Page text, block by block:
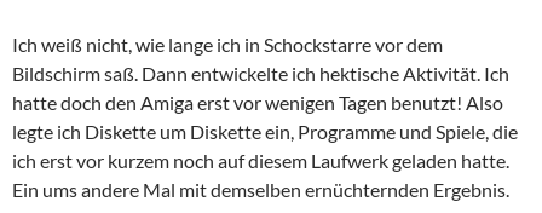
Ich weiß nicht, wie lange ich in Schockstarre vor dem
Bildschirm saß. Dann entwickelte ich hektische Aktivität. Ich
hatte doch den Amiga erst vor wenigen Tagen benutzt! Also
legte ich Diskette um Diskette ein, Programme und Spiele, die
ich erst vor kurzem noch auf diesem Laufwerk geladen hatte.
Ein ums andere Mal mit demselben ernüchternden Ergebnis.